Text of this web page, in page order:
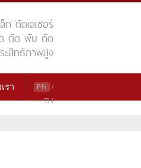
ก ตัดเลเซอร์
ตัด พับ ดัด
ะสิทธิภาพสูง
รา EN
/
TH